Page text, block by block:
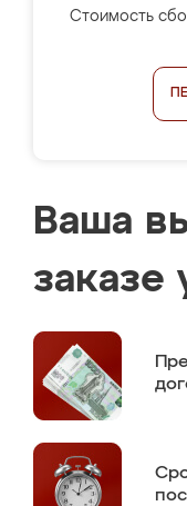
Стоимость
Ваша
заказе